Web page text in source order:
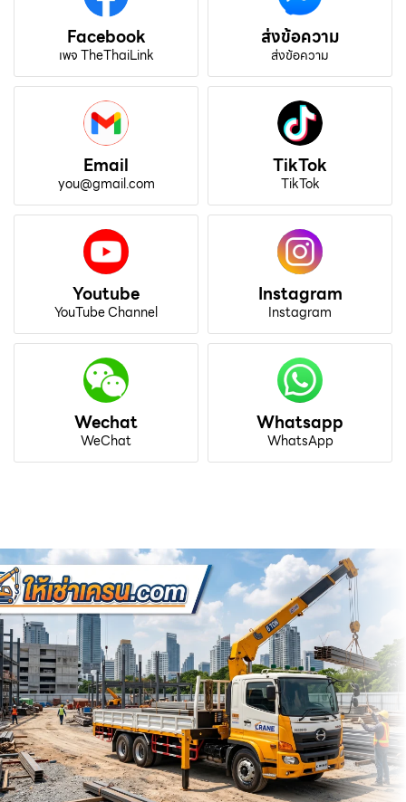
Facebook
เพจ TheThaiLink
ส่งข้อความ
ส่งข้อความ
Email
you@gmail.com
TikTok
TikTok
Youtube
YouTube Channel
Instagram
Instagram
Wechat
WeChat
Whatsapp
WhatsApp